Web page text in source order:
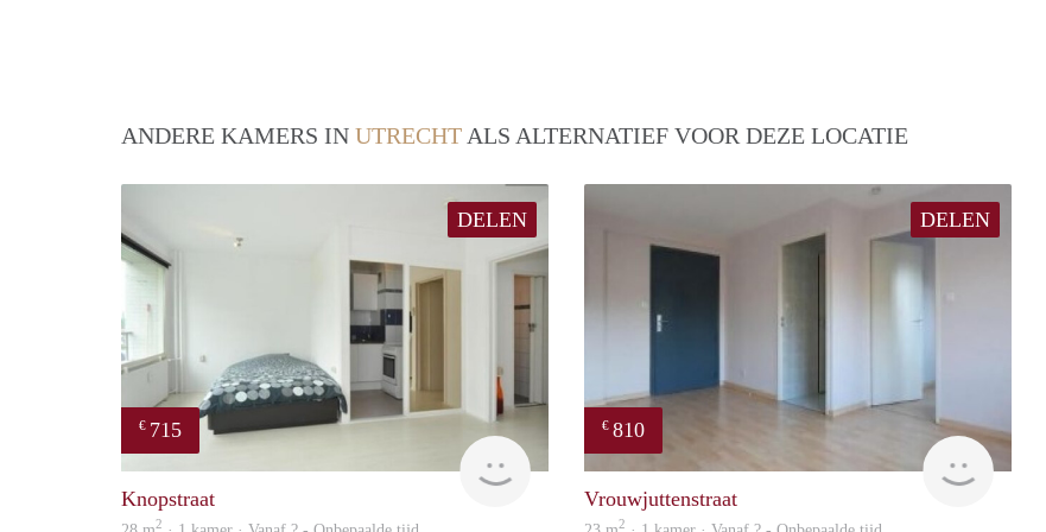
ANDERE KAMERS IN UTRECHT ALS ALTERNATIEF VOOR DEZE LOCATIE
DELEN
€ 715
Knopstraat
2
DELEN
€ 810
finder
Vrouwjuttenstraat
2